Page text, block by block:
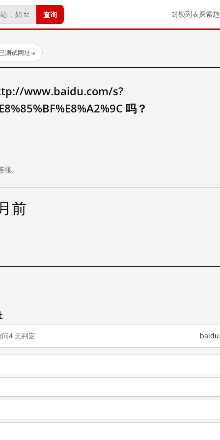
查询 封锁列表探索
测试网址→
www.baidu.com/s?
吗？
。
前
问4 无判定